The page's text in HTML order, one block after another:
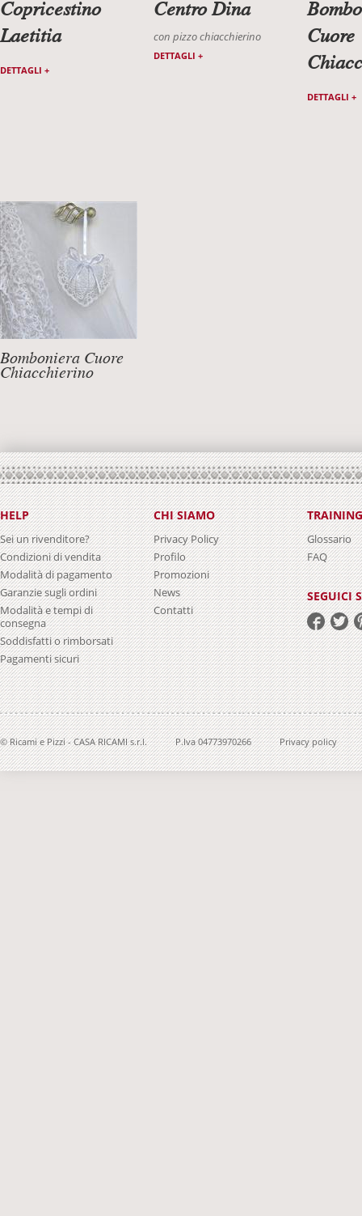
Copricestino
Laetitia
DETTAGLI +
Centro Dina
con pizzo chiacchierino
DETTAGLI +
Cuore
DETTAGLI +
Bomboniera Cuore
Chiacchierino
HELP
Sei un rivenditore?
Condizioni di vendita
Modalità di pagamento
Garanzie sugli ordini
Modalità e tempi di
consegna
Soddisfatti o rimborsati
Pagamenti sicuri
CHI SIAMO
Privacy Policy
Profilo
Promozioni
News
Contatti
TRAINING
Glossario
FAQ
SEGUICI
© Ricami e Pizzi - CASA RICAMI s.r.l. P.Iva 04773970266 Privacy policy